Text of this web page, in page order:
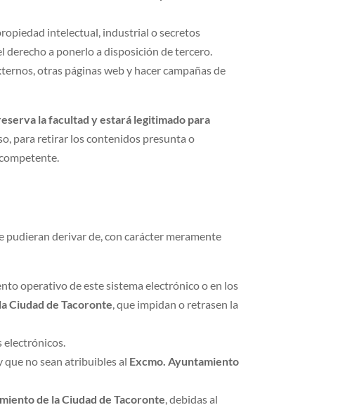
intelectual, industrial o secretos
a ponerlo a disposición de tercero.
otras páginas web y hacer campañas de
la facultad y estará legitimado para
para retirar los contenidos presunta o
pudieran derivar de, con carácter meramente
operativo de este sistema electrónico o en los
Ciudad de Tacoronte , que impidan o retrasen la
electrónicos.
no sean atribuibles al Excmo. Ayuntamiento
de la Ciudad de Tacoronte , debidas al